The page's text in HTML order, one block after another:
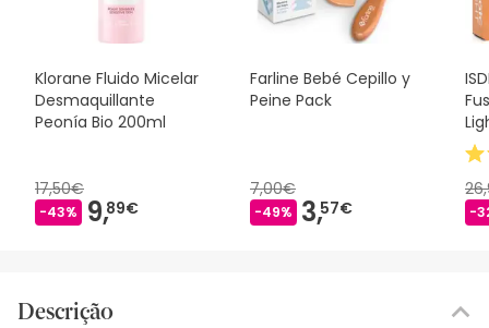
Klorane Fluido Micelar
Desmaquillante
Peonía Bio 200ml
17,50€
-43% 9,89€
Farline Bebé Cepillo y
Peine Pack
7,00€
-49% 3,57€ -
Descrição